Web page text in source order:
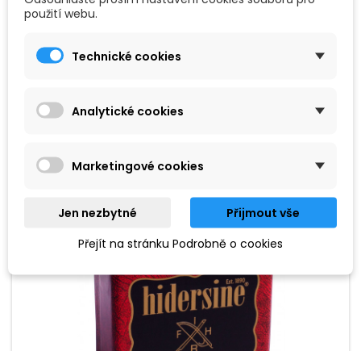
HIDERSINE 3C KALAFUNA NA CELLO (AMBER)
Violoncellová kalafuna, volba studentů i profesionálů, modely
jejich vyváženosti přilnavosti (Grip Profile č. 4) a hratelnosti.
199 Kč
použití webu.
Technické cookies
Analytické cookies
Marketingové cookies
Jen nezbytné
Přijmout vše
Přejít na stránku Podrobně o cookies